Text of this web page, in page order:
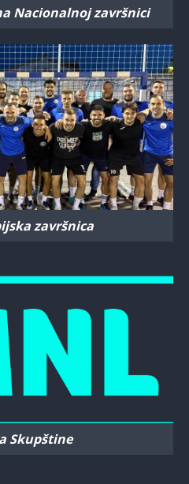
Nacionalnoj završnici
završnica
Skupštine